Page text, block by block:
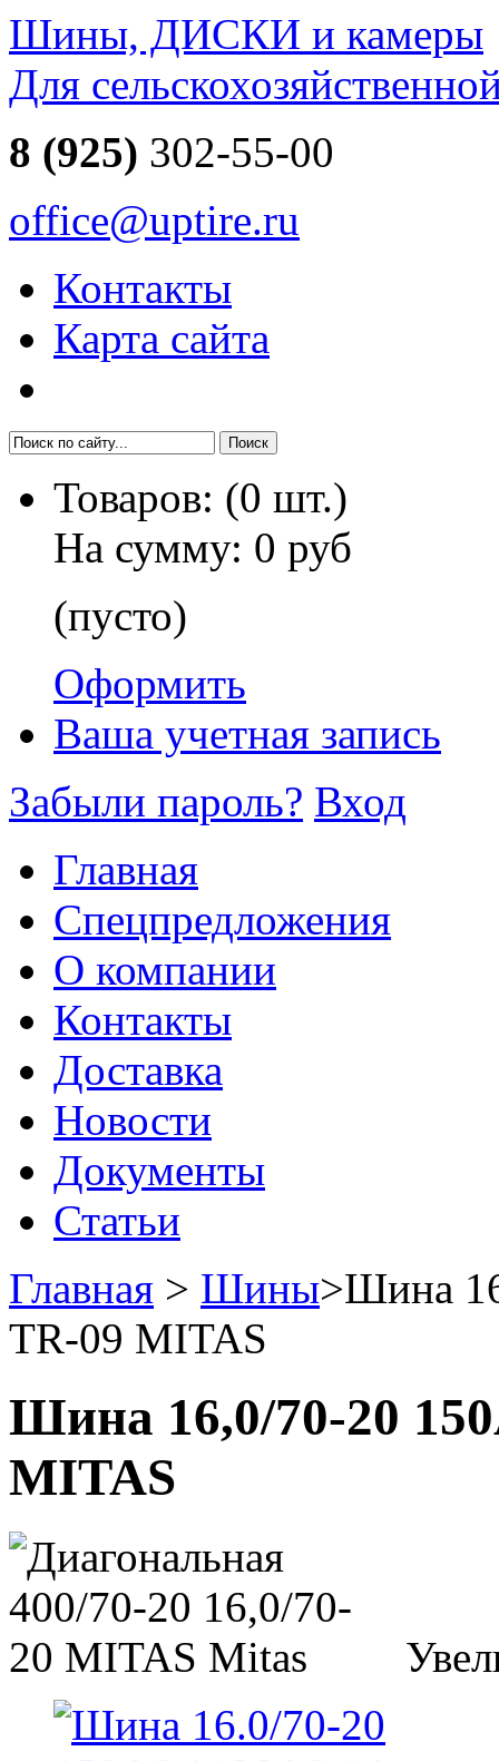
Шины, ДИСКИ и камеры
Для
8 (925) 302-55-00
office@uptire.ru
Контакты
Карта сайта
Товаров: (0 шт.)
На сумму: 0 руб
(пусто)
Оформить
Ваша учетная запись
Забыли пароль? Вход
Главная
Спецпредложения
О компании
Контакты
Доставка
Новости
Документы
Статьи
Главная > Шины>Шина
TR-09 MITAS
Шина 16,0/70-20
MITAS